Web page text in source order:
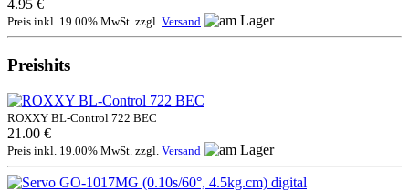
4.95 €
Preis inkl. 19.00% MwSt. zzgl. Versand
Preishits
ROXXY BL-Control 722 BEC
21.00 €
Preis inkl. 19.00% MwSt. zzgl. Versand